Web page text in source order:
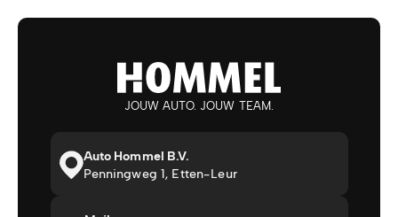
JOUW AUTO. JOUW TEAM.
Auto Hommel B.V.
Penningweg 1, Etten-Leur